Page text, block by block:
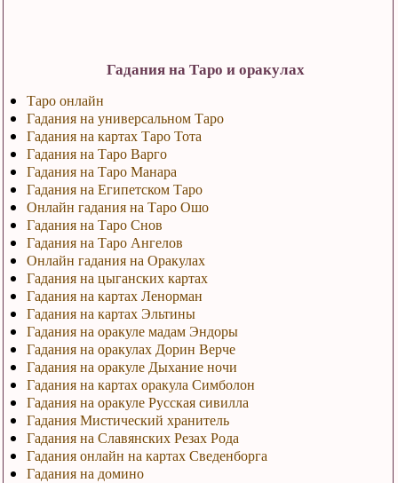
Гадания на Таро и оракулах
Таро онлайн
Гадания на универсальном Таро
Гадания на картах Таро Тота
Гадания на Таро Варго
Гадания на Таро Манара
Гадания на Египетском Таро
Онлайн гадания на Таро Ошо
Гадания на Таро Снов
Гадания на Таро Ангелов
Онлайн гадания на Оракулах
Гадания на цыганских картах
Гадания на картах Ленорман
Гадания на картах Эльтины
Гадания на оракуле мадам Эндоры
Гадания на оракулах Дорин Верче
Гадания на оракуле Дыхание ночи
Гадания на картах оракула Симболон
Гадания на оракуле Русская сивилла
Гадания Мистический хранитель
Гадания на Славянских Резах Рода
Гадания онлайн на картах Сведенборга
Гадания на домино